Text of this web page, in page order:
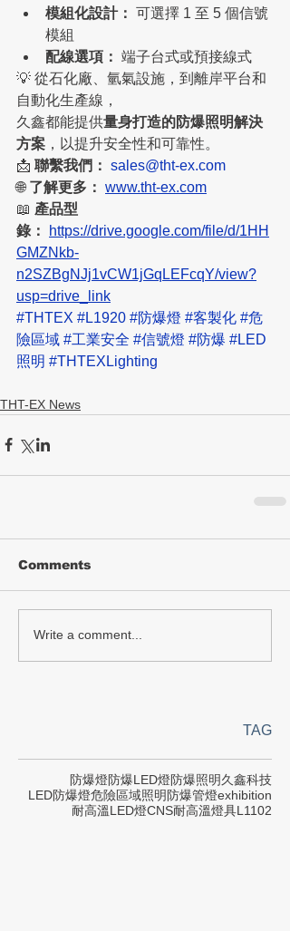
模組化設計： 可選擇 1 至 5 個信號
模組
配線選項： 端子台式或預接線式
💡 從石化廠、氫氣設施，到離岸平台和
自動化生產線，
久鑫都能提供量身打造的防爆照明解決
方案 ，以提升安全性和可靠性。
📩 聯繫我們： sales@tht-ex.com
🌐 了解更多： www.tht-ex.com
📖 產品型
錄：
https://drive.google.com/file/d/1HH
GMZNkb-
n2SZBgNJj1vCW1jGqLEFcqY/view?
usp=drive_link
#THTEX #L1920 #防爆燈 #客製化 #危
險區域 #工業安全 #信號燈 #防爆 #LED
照明 #THTEXLighting
THT-EX News
Comments
Write a comment...
TAG
防爆燈防爆LED燈防爆照明久鑫科技
LED防爆燈危險區域照明防爆管燈exhibition
耐高溫LED燈CNS耐高溫燈具L1102